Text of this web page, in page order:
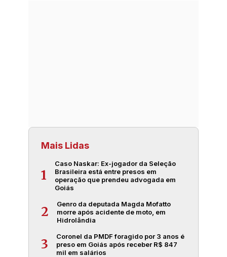
Mais Lidas
1
Caso Naskar: Ex-jogador da Seleção
Brasileira está entre presos em
operação que prendeu advogada em
Goiás
2
Genro da deputada Magda Mofatto
morre após acidente de moto, em
Hidrolândia
3
Coronel da PMDF foragido por 3 anos é
preso em Goiás após receber R$ 847
mil em salários